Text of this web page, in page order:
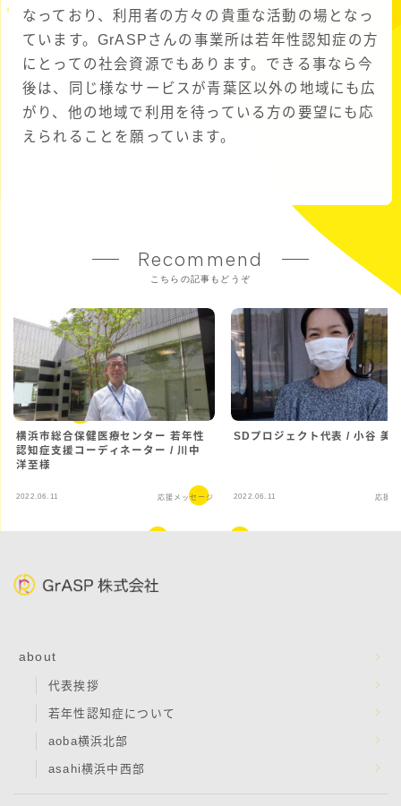
なっており、利用者の方々の貴重な活動の場となっ
ています。GrASPさんの事業所は若年性認知症の方
にとっての社会資源でもあります。できる事なら今
後は、同じ様なサービスが青葉区以外の地域にも広
がり、他の地域で利用を待っている方の要望にも応
えられることを願っています。
Recommend
こちらの記事もどうぞ
横浜市総合保健医療センター 若年性
認知症支援コーディネーター / 川中
洋至様
2022.06.11 応援メッセージ
SDプロジェクト代表 / 小谷 美
2022.06.11 応援メ
about
代表挨拶
若年性認知症について
aoba横浜北部
asahi横浜中西部